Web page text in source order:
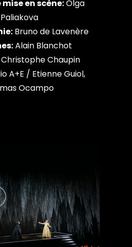
en scène:Olga
Paliakova
Bruno de Lavenère
Alain Blanchot
Christophe Chaupin
A+E / Etienne Guiol,
Ocampo